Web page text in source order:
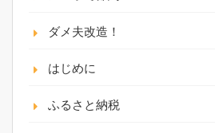
ダメ夫改造！
はじめに
ふるさと納税